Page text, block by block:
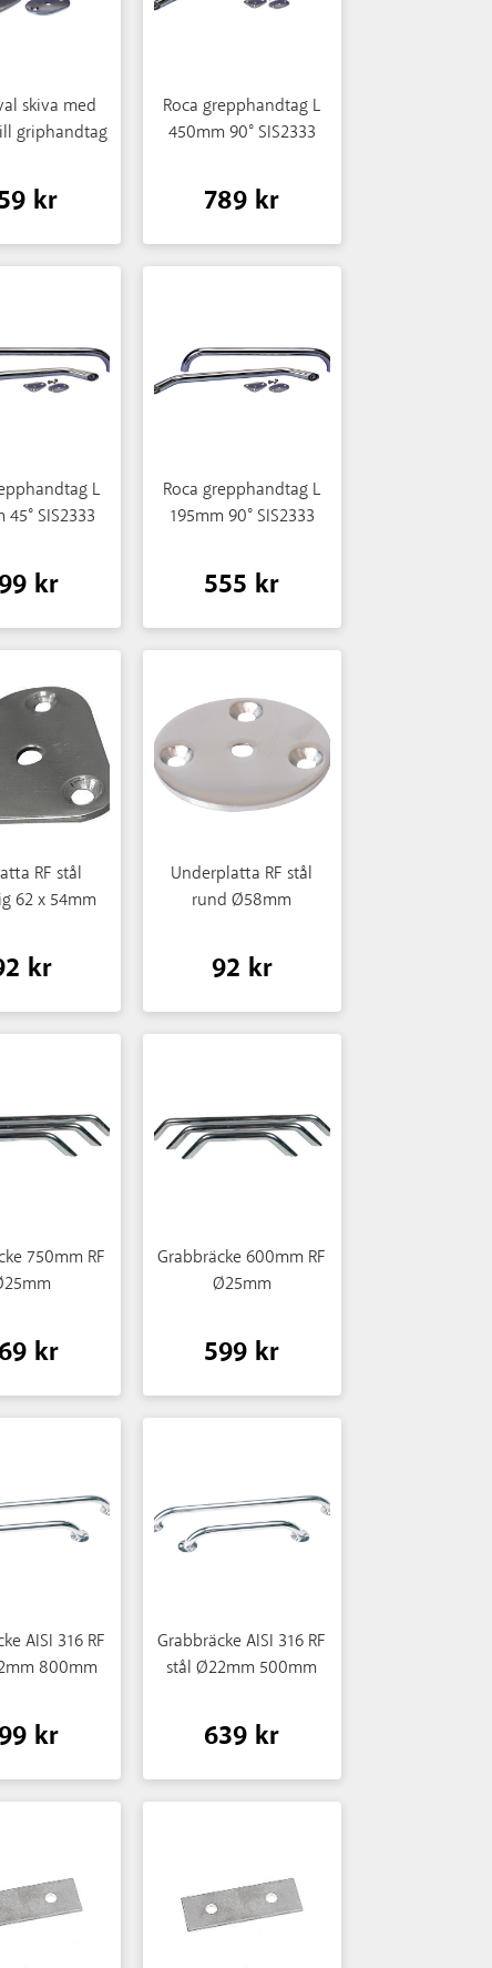
skiva med
griphandtag
kr
Roca grepphandtag L
450mm 90° SIS2333
789 kr
L
SIS2333
kr
Roca grepphandtag L
195mm 90° SIS2333
555 kr
RF stål
62 x 54mm
kr
Underplatta RF stål
rund Ø58mm
92 kr
750mm RF
kr
Grabbräcke 600mm RF
Ø25mm
599 kr
AISI 316 RF
800mm
kr
Grabbräcke AISI 316 RF
stål Ø22mm 500mm
639 kr